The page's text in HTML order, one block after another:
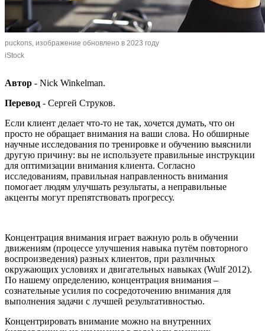
puckons, изображение обновлено в 2023 году
iStock
Автор - Nick Winkelman.
Перевод - Сергей Струков.
Если клиент делает что-то не так, хочется думать, что он
просто не обращает внимания на ваши слова. Но обширные
научные исследования по тренировке и обучению выяснили
другую причину: вы не используете правильные инструкции
для оптимизации внимания клиента. Согласно
исследованиям, правильная направленность внимания
помогает людям улучшать результаты, а неправильные
акценты могут препятствовать прогрессу.
Концентрация внимания играет важную роль в обучении
движениям (процессе улучшения навыка путём повторного
воспроизведения) разных клиентов, при различных
окружающих условиях и двигательных навыках (Wulf 2012).
По нашему определению, концентрация внимания –
сознательные усилия по сосредоточению внимания для
выполнения задачи с лучшей результативностью.
Концентрировать внимание можно на внутренних